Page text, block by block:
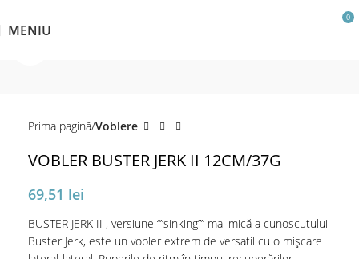
MENIU
0
Prima pagină Voblere
VOBLER BUSTER JERK II 12CM/37G
69,51 lei
BUSTER JERK II , versiune “”sinking”” mai mică a cunoscutului
Buster Jerk, este un vobler extrem de versatil cu o mișcare